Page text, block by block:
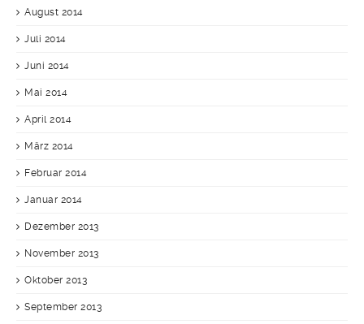
August 2014
Juli 2014
Juni 2014
Mai 2014
April 2014
März 2014
Februar 2014
Januar 2014
Dezember 2013
November 2013
Oktober 2013
September 2013